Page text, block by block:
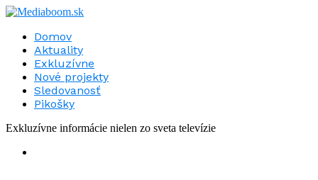
Domov
Aktuality
Exkluzívne
Nové projekty
Sledovanosť
Pikošky
Exkluzívne informácie nielen zo sveta televízie